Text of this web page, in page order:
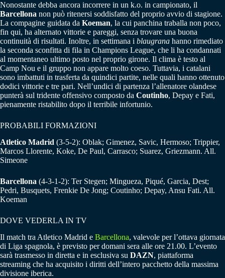
Nonostante debba ancora incorrere in un k.o. in campionato, il
Barcellona non può ritenersi soddisfatto del proprio avvio di stagione.
La compagine guidata da Koeman, la cui panchina traballa non poco,
fin qui, ha alternato vittorie e pareggi, senza trovare una buona
continuità di risultati. Inoltre, in settimana i blaugrana hanno rimediato
la seconda sconfitta di fila in Champions League, che li ha condannati
al momentaneo ultimo posto nel proprio girone. Il clima è testo al
Camp Nou e il gruppo non appare molto coeso. Tuttavia, i catalani
sono imbattuti in trasferta da quindici partite, nelle quali hanno ottenuto
dodici vittorie e tre pari. Nell’undici di partenza l’allenatore olandese
punterà sul tridente offensivo composto da Coutinho, Depay e Fati,
pienamente ristabilito dopo il terribile infortunio.
PROBABILI FORMAZIONI
Atletico Madrid (3-5-2): Oblak; Gimenez, Savic, Hermoso; Trippier,
Marcos Llorente, Koke, De Paul, Carrasco; Suarez, Griezmann. All.
Simeone
Barcellona (4-3-1-2): Ter Stegen; Mingueza, Piqué, Garcia, Dest;
Pedri, Busquets, Frenkie De Jong; Coutinho; Depay, Ansu Fati. All.
Koeman
DOVE VEDERLA IN TV
Il match tra Atletico Madrid e Barcellona, valevole per l’ottava giornata
di Liga spagnola, è previsto per domani sera alle ore 21.00. L’evento
sarà trasmesso in diretta e in esclusiva su DAZN, piattaforma
streaming che ha acquisito i diritti dell’intero pacchetto della massima
divisione iberica.